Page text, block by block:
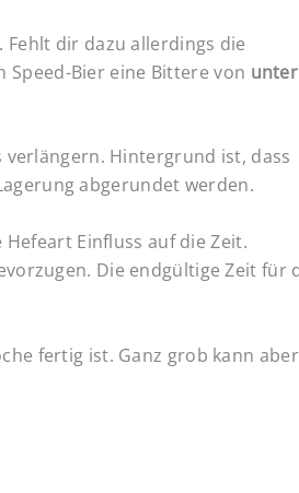
dir dazu allerdings die
Speed-Bier eine Bittere von
verlängern. Hintergrund ist, dass
abgerundet werden.
Einfluss auf die Zeit.
Die endgültige Zeit für
fertig ist. Ganz grob kann aber